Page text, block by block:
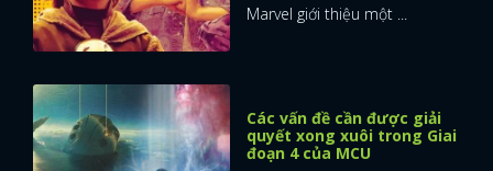
Marvel giới thiệu một ...
Các vấn đề cần được giải
quyết xong xuôi trong Giai
đoạn 4 của MCU